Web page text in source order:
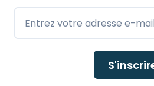
Mobee Travel
adapté aux
Saint-